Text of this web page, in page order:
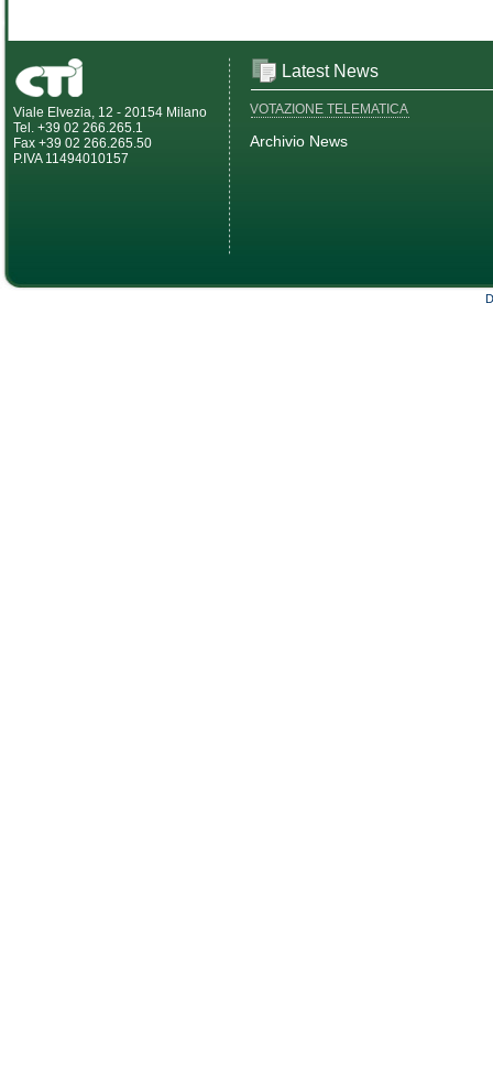
Viale Elvezia, 12 - 20154 Milano
Tel. +39 02 266.265.1
Fax +39 02 266.265.50
P.IVA 11494010157
Latest News
VOTAZIONE TELEMATICA
Archivio News